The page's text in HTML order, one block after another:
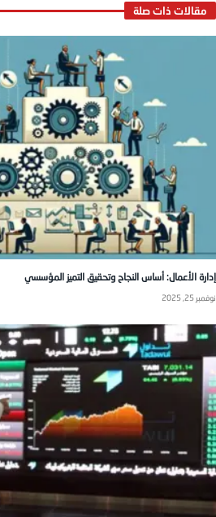
إدارة الأعمال: أساس النجاح وتحقيق التميز المؤسسي
نوفمبر 25, 2025